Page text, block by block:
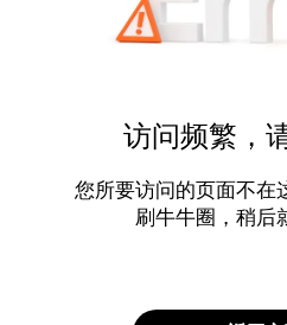
访问频繁，
您所要访问的页面不在
刷牛牛圈，稍后